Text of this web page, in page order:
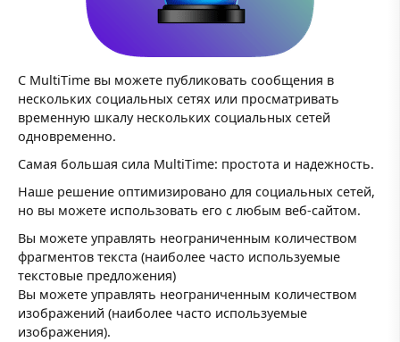
С MultiTime вы можете публиковать сообщения в
нескольких социальных сетях или просматривать
временную шкалу нескольких социальных сетей
одновременно.
Самая большая сила MultiTime: простота и надежность.
Наше решение оптимизировано для социальных сетей,
но вы можете использовать его с любым веб-сайтом.
Вы можете управлять неограниченным количеством
фрагментов текста (наиболее часто используемые
текстовые предложения)
Вы можете управлять неограниченным количеством
изображений (наиболее часто используемые
изображения).